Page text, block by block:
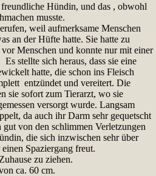
Hündin, und das , obwohl
musste.
weil aufmerksame Menschen
an der Hüfte hatte. Sie hatte zu
Menschen und konnte nur mit einer
stellte sich heraus, dass sie eine
hatte, die schon ins Fleisch
entzündet und vereitert. Die
sie sofort zum Tierarzt, wo sie
versorgt wurde. Langsam
da auch ihr Darm sehr gequetscht
von den schlimmen Verletzungen
die sich inzwischen sehr über
Spaziergang freut.
zu ziehen.
ca. 60 cm.